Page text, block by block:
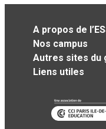
A propos de
Nos campus
Autres sites du
Liens utiles